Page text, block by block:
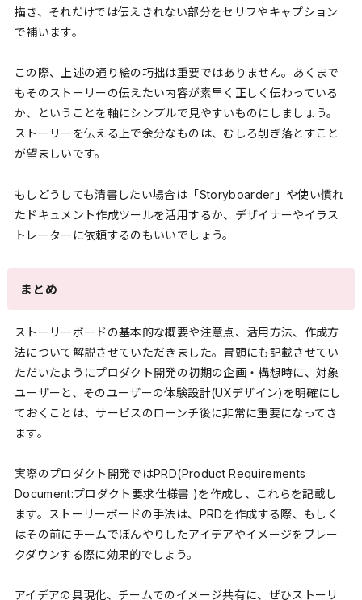
描き、それだけでは伝えきれない部分をセリフやキャプション
で補います。
この際、上述の通り絵の巧拙は重要ではありません。あくまで
もそのストーリーの伝えたい内容が素早く正しく伝わっている
か、ということを軸にシンプルで見やすいものにしましょう。
ストーリーを伝える上で余分なものは、むしろ削ぎ落とすこと
が望ましいです。
もしどうしても清書したい場合は「Storyboarder」や使い慣れ
たドキュメント作成ツールを活用するか、デザイナーやイラス
トレーターに依頼するのもいいでしょう。
まとめ
ストーリーボードの基本的な概要や注意点、活用方法、作成方
法について解説させていただきました。冒頭にも記載させてい
ただいたようにプロダクト開発の初期の企画・構想時に、対象
ユーザーと、そのユーザーの体験設計(UXデザイン)を明確にし
ておくことは、サービスのローンチ後に非常に重要になってき
ます。
実際のプロダクト開発ではPRD(Product Requirements
Document:プロダクト要求仕様書 )を作成し、これらを記載し
ます。ストーリーボードの手法は、PRDを作成する際、もしく
はその前にチームでぼんやりしたアイデアやイメージをブレー
クダウンする際に効果的でしょう。
アイデアの具現化、チームでのイメージ共有に、ぜひストーリ